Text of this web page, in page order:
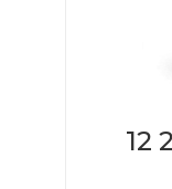
12